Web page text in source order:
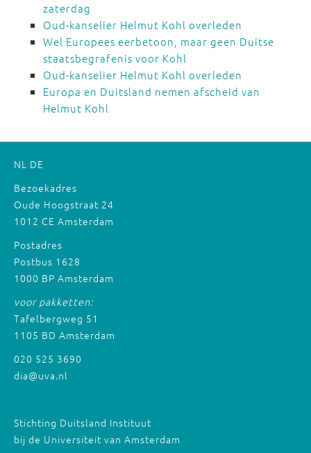
zaterdag
Oud-kanselier Helmut Kohl overleden
Wel Europees eerbetoon, maar geen Duitse
staatsbegrafenis voor Kohl
Oud-kanselier Helmut Kohl overleden
Europa en Duitsland nemen afscheid van
Helmut Kohl
NL DE
Bezoekadres
Oude Hoogstraat 24
1012 CE Amsterdam
Postadres
Postbus 1628
1000 BP Amsterdam
voor pakketten:
Tafelbergweg 51
1105 BD Amsterdam
020 525 3690
dia@uva.nl
Stichting Duitsland Instituut
bij de Universiteit van Amsterdam